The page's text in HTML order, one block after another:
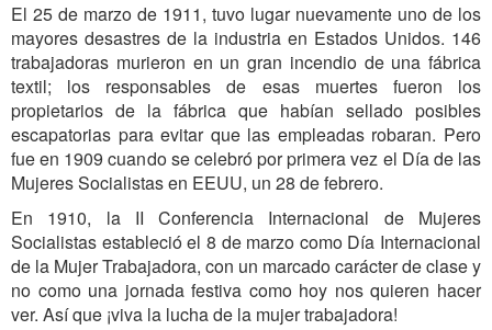
El 25 de marzo de 1911, tuvo lugar nuevamente uno de los
mayores desastres de la industria en Estados Unidos. 146
trabajadoras murieron en un gran incendio de una fábrica
textil; los responsables de esas muertes fueron los
propietarios de la fábrica que habían sellado posibles
escapatorias para evitar que las empleadas robaran. Pero
fue en 1909 cuando se celebró por primera vez el Día de las
Mujeres Socialistas en EEUU, un 28 de febrero.
En 1910, la II Conferencia Internacional de Mujeres
Socialistas estableció el 8 de marzo como Día Internacional
de la Mujer Trabajadora, con un marcado carácter de clase y
no como una jornada festiva como hoy nos quieren hacer
ver. Así que ¡viva la lucha de la mujer trabajadora!